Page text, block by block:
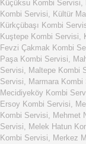
Küçüksu Kombi Servisi,
Kombi Servisi, Kültür
Kürkçübaşı Kombi
Kuştepe Kombi Servisi,
Fevzi Çakmak Kombi
Paşa Kombi Servisi,
Servisi, Maltepe Kombi
Servisi, Marmara Kombi
Mecidiyeköy Kombi
Ersoy Kombi Servisi,
Kombi Servisi, Mehmet
Servisi, Melek Hatun
Kombi Servisi, Merkez